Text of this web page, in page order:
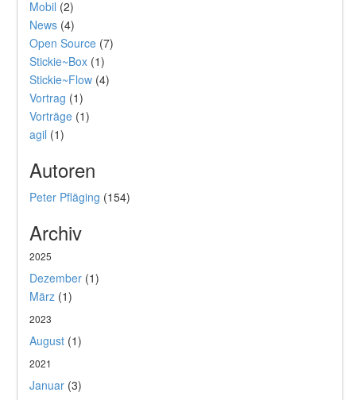
Mobil (2)
News (4)
Open Source (7)
Stickie~Box (1)
Stickie~Flow (4)
Vortrag (1)
Vorträge (1)
agil (1)
Autoren
Peter Pfläging (154)
Archiv
2025
Dezember (1)
März (1)
2023
August (1)
2021
Januar (3)